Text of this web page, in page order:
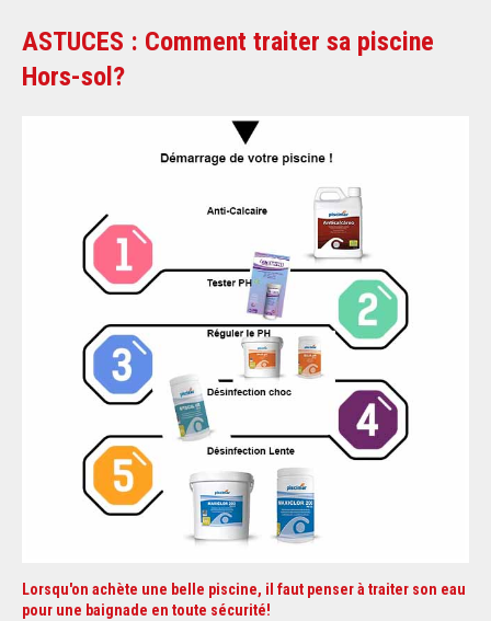
ASTUCES : Comment traiter sa piscine
Hors-sol?
Lorsqu'on achète une belle piscine, il faut penser à traiter son eau
pour une baignade en toute sécurité!